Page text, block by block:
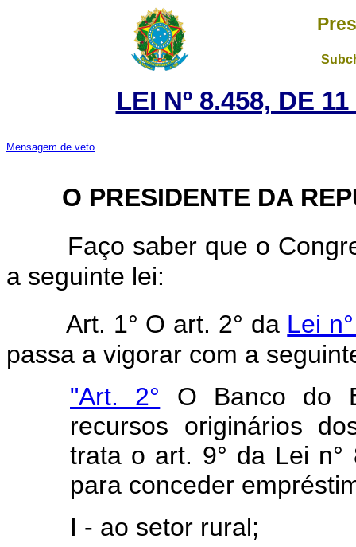
LEI Nº 8.458, DE
Mensagem de veto
O PRESIDENTE DA
Faço saber que o
a seguinte lei:
Art. 1° O art. 2° da Lei
passa a vigorar com a
"Art. 2° O Banco do
recursos originários
trata o art. 9° da Lei
para conceder
I - ao setor rural;